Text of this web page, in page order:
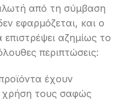
από τη σύμβαση
εφαρμόζεται, και ο
αζημίως το
περιπτώσεις:
έχουν
χρήση τους σαφώς